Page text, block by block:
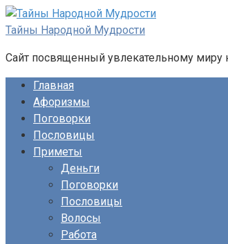
Перейти
к
Тайны Народной Мудрости
Сайт посвященный увлекательному миру
Главная
Афоризмы
Поговорки
Пословицы
Приметы
Деньги
Поговорки
Пословицы
Волосы
Работа